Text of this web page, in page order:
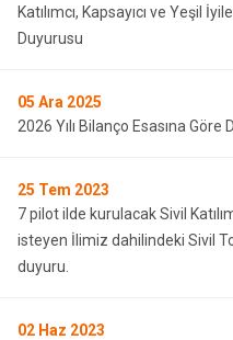
Katılımcı, Kapsayıcı ve Yeşil
Duyurusu
05 Ara 2025
2026 Yılı Bilanço Esasına
25 Tem 2023
7 pilot ilde kurulacak Sivil
isteyen İlimiz dahilindeki Sivil
duyuru.
02 Haz 2023